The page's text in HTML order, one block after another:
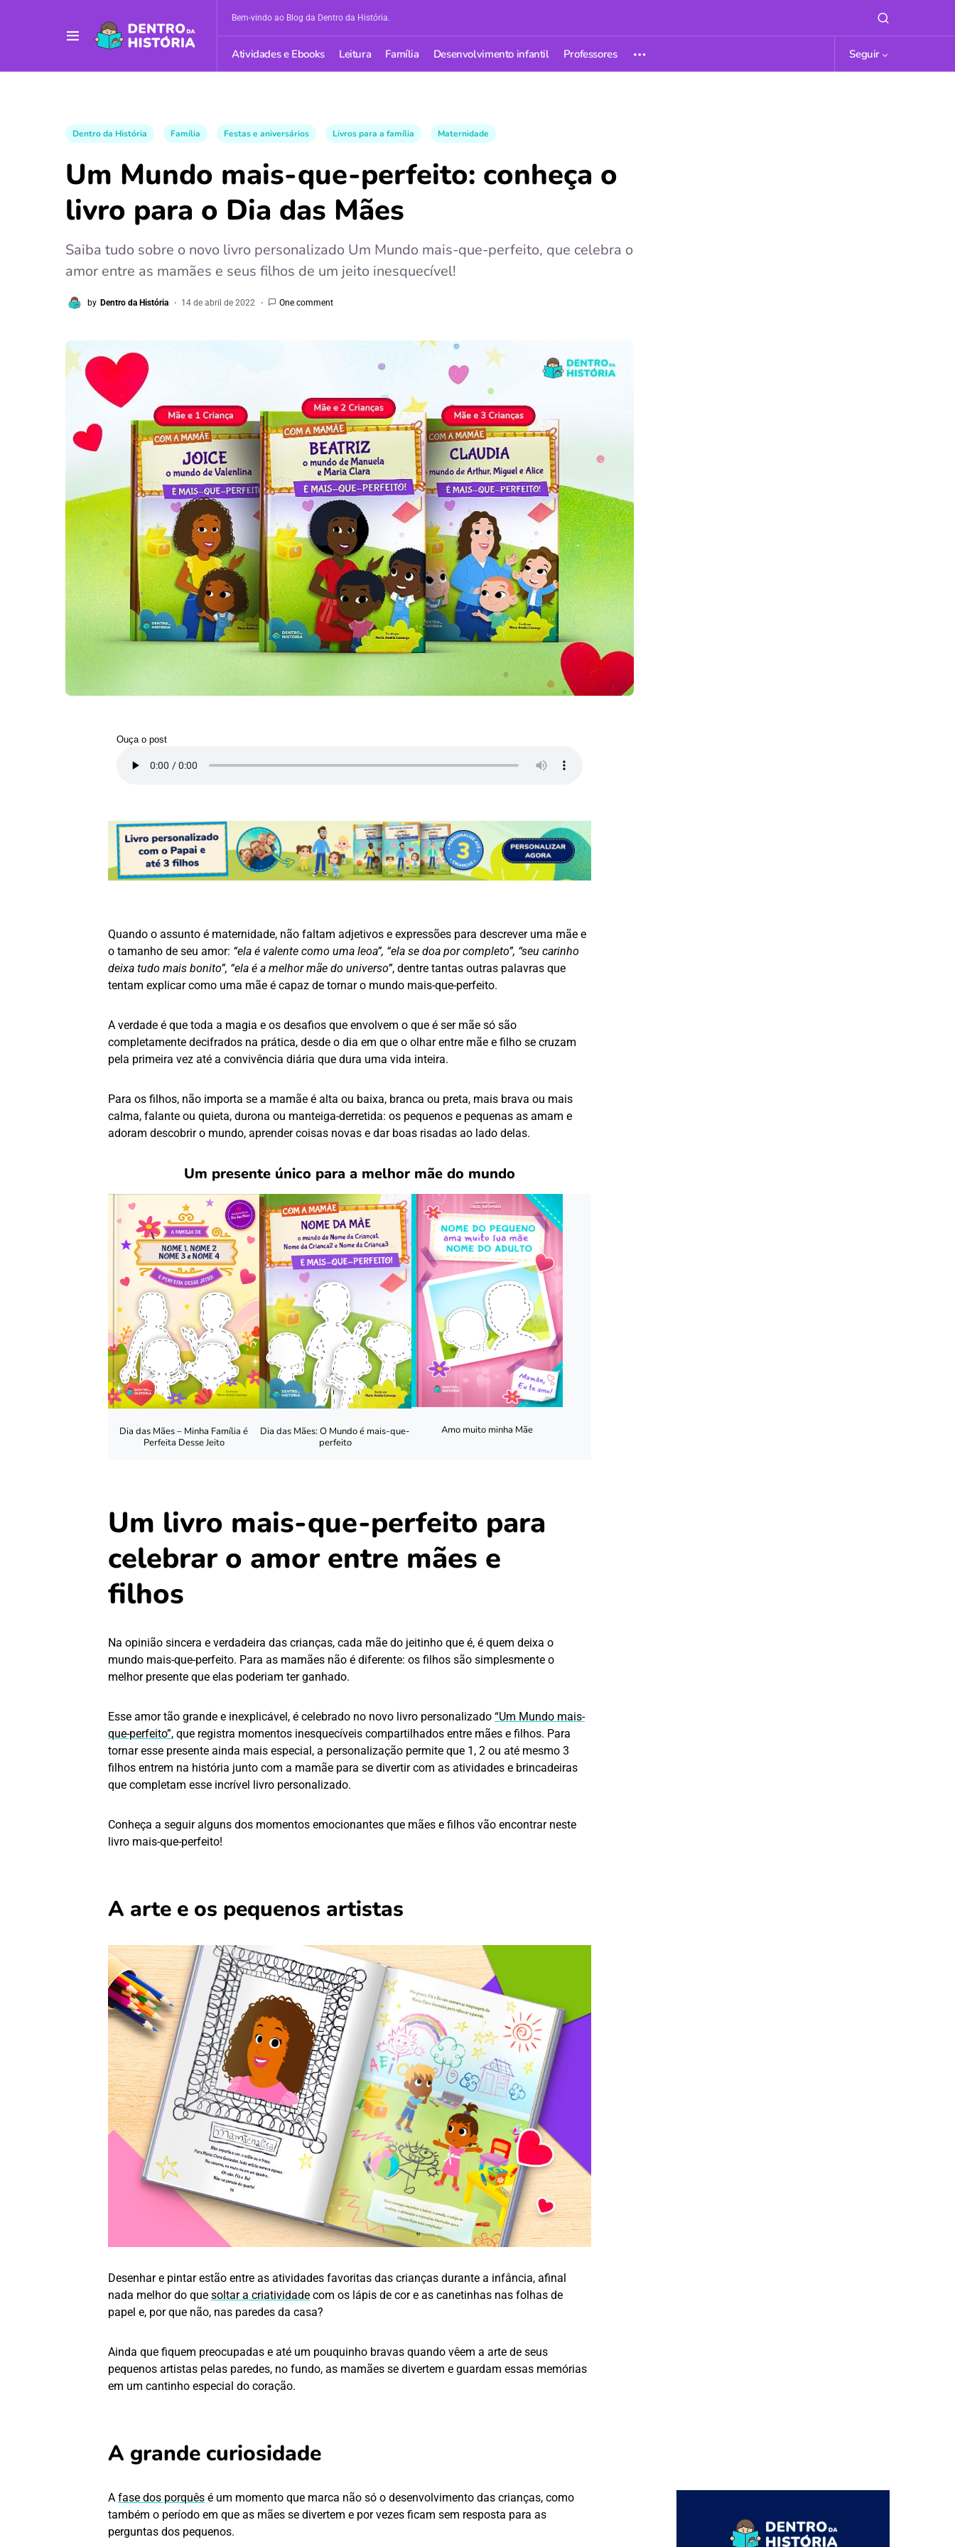
Bem-vindo ao Blog da Dentro da História.
Atividades e Ebooks Leitura Família Desenvolvimento infantil Professores Seguir
Dentro da História Família Festas e aniversários Livros para a família Maternidade
Um Mundo mais-que-perfeito: conheça o
livro para o Dia das Mães
Saiba tudo sobre o novo livro personalizado Um Mundo mais-que-perfeito, que celebra o
amor entre as mamães e seus filhos de um jeito inesquecível!
by Dentro da História 14 de abril de 2022 One comment
Ouça o post
Quando o assunto é maternidade, não faltam adjetivos e expressões para descrever uma mãe e
o tamanho de seu amor: “ela é valente como uma leoa”, “ela se doa por completo”, “seu carinho
deixa tudo mais bonito”, “ela é a melhor mãe do universo”, dentre tantas outras palavras que
tentam explicar como uma mãe é capaz de tornar o mundo mais-que-perfeito.
A verdade é que toda a magia e os desafios que envolvem o que é ser mãe só são
completamente decifrados na prática, desde o dia em que o olhar entre mãe e filho se cruzam
pela primeira vez até a convivência diária que dura uma vida inteira.
Para os filhos, não importa se a mamãe é alta ou baixa, branca ou preta, mais brava ou mais
calma, falante ou quieta, durona ou manteiga-derretida: os pequenos e pequenas as amam e
adoram descobrir o mundo, aprender coisas novas e dar boas risadas ao lado delas.
Um presente único para a melhor mãe do mundo
Dia das Mães – Minha Família é
Perfeita Desse Jeito
Dia das Mães: O Mundo é mais-que-
perfeito
Amo muito minha Mãe
Um livro mais-que-perfeito para
celebrar o amor entre mães e
filhos
Na opinião sincera e verdadeira das crianças, cada mãe do jeitinho que é, é quem deixa o
mundo mais-que-perfeito. Para as mamães não é diferente: os filhos são simplesmente o
melhor presente que elas poderiam ter ganhado.
Esse amor tão grande e inexplicável, é celebrado no novo livro personalizado “Um Mundo mais-
que-perfeito”, que registra momentos inesquecíveis compartilhados entre mães e filhos. Para
tornar esse presente ainda mais especial, a personalização permite que 1, 2 ou até mesmo 3
filhos entrem na história junto com a mamãe para se divertir com as atividades e brincadeiras
que completam esse incrível livro personalizado.
Conheça a seguir alguns dos momentos emocionantes que mães e filhos vão encontrar neste
livro mais-que-perfeito!
A arte e os pequenos artistas
Desenhar e pintar estão entre as atividades favoritas das crianças durante a infância, afinal
nada melhor do que soltar a criatividade com os lápis de cor e as canetinhas nas folhas de
papel e, por que não, nas paredes da casa?
Ainda que fiquem preocupadas e até um pouquinho bravas quando vêem a arte de seus
pequenos artistas pelas paredes, no fundo, as mamães se divertem e guardam essas memórias
em um cantinho especial do coração.
A grande curiosidade
A fase dos porquês é um momento que marca não só o desenvolvimento das crianças, como
também o período em que as mães se divertem e por vezes ficam sem resposta para as
perguntas dos pequenos.